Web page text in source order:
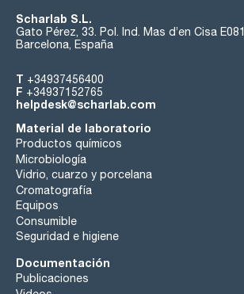
Scharlab S.L.
Gato Pérez, 33. Pol. Ind. Mas d’en Cisa
Barcelona, España
T +34937456400
F +34937152765
helpdesk@scharlab.com
Material de laboratorio
Productos químicos
Microbiología
Vidrio, cuarzo y porcelana
Cromatografía
Equipos
Consumible
Seguridad e higiene
Documentación
Publicaciones